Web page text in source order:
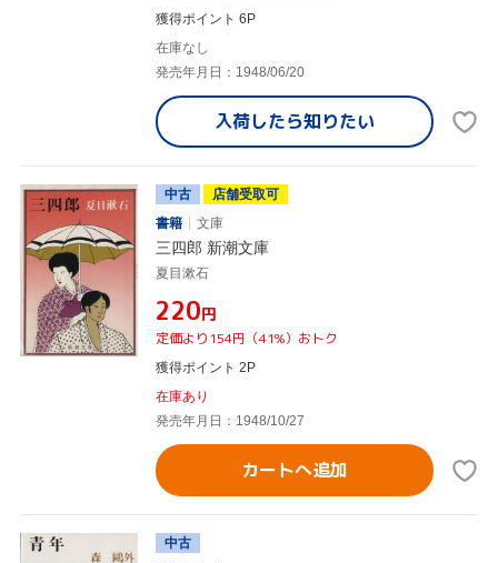
獲得ポイント 6P
在庫なし
発売年月日：1948/06/20
入荷したら知りたい
中古
店舗受取可
書籍
文庫
三四郎 新潮文庫
夏目漱石
¥220円
定価より154円（41%）おトク
獲得ポイント 2P
在庫あり
発売年月日：1948/10/27
カートへ追加
中古